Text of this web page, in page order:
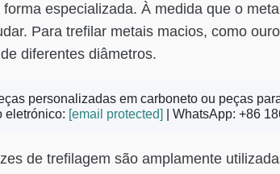
forma especializada. À medida que o
Para trefilar metais macios, como
diferentes diâmetros.
personalizadas em carboneto ou peças
eletrónico: [email protected] | WhatsApp: +86
de trefilagem são amplamente